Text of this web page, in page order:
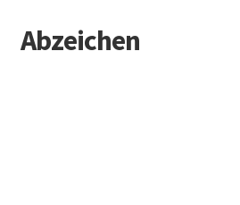
Zur
Navigation
Zum
Inhalt
Abzeichen